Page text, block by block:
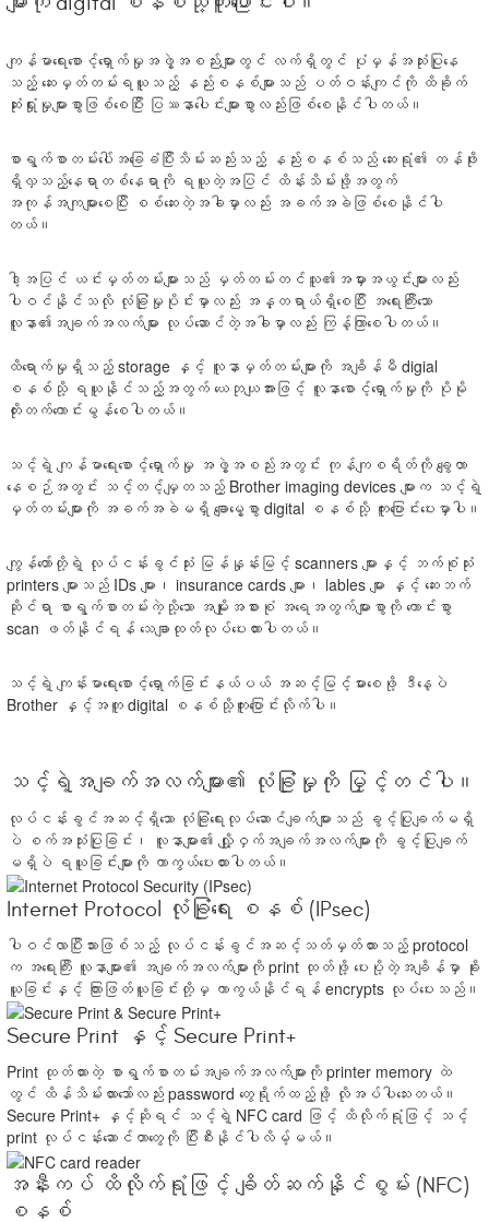
ကျန်မာရေးစောင့်ရှောက်မှုအဖွဲ့အစည်းများတွင် လက်ရှိတွင် ပုံမှန်အသုံးပြုနေ
သည့် ဆေးမှတ်တမ်းရယူသည့် နည်းစနစ်များသည် ပတ်ဝန်းကျင်ကို ထိခိုက်
ဆုံးရှုံးမှုများစွာဖြစ်စေပြီး ပြဿနာပေါင်းများစွာလည်းဖြစ်စေနိုင်ပါတယ်။
စာရွက်စာတမ်းပေါ်အခြေခံပြီးသိမ်းဆည်းသည့် နည်းစနစ်သည် ဆေးရုံ၏ တန်ဖိုး
ရှိလှသည့်နေရာတစ်နေရာကို ရယူတဲ့အပြင် ထိန်းသိမ်းဖို့အတွက်
အကုန်အကျများစေပြီး စစ်ဆေးတဲ့အခါမှာလည်း အခက်အခဲဖြစ်စေနိုင်ပါ
တယ်။
ဒါ့အပြင် ယင်းမှတ်တမ်းများသည် မှတ်တမ်းတင်သူ၏အမှားအယွင်းများလည်း
ပါဝင်နိုင်သလို လုံခြုံမှုပိုင်းမှာလည်း အန္တရာယ်ရှိစေပြီး အရေးကြီးသော
လူနာ၏အချက်အလက်များ လုပ်ဆောင်တဲ့အခါမှာလည်း ကြန့်ကြာစေပါတယ်။
ထိရောက်မှုရှိသည့် storage နှင့် လူနာမှတ်တမ်းများကို အချိန်မီ digial
စနစ်သို့ ရယူနိုင်သည့်အတွက် ယေဘုယျအားဖြင့် လူနာစောင့်ရှောက်မှုကို ပိုမို
တိုးတက်ကောင်းမွန်စေပါတယ်။
သင့်ရဲ့ ကျန်မာရေးစောင့်ရှောက်မှု အဖွဲ့အစည်းအတွင်း ကုန်ကျစရိတ်ကို ချွေတာ
နေစဉ်အတွင်း သင့်တင့်မျှတသည့် Brother imaging devices များက သင့်ရဲ့
မှတ်တမ်းများကို အခက်အခဲမရှိ ချောမွေ့စွာ digital စနစ်သို့ ကူးပြောင်းပေးမှာပါ။
ကျွန်တော်တို့ရဲ့ လုပ်ငန်းခွင်သုံး မြန်နှုန်းမြင့် scanners များနှင့် ဘက်စုံသုံး
printers များသည် IDs များ၊ insurance cards များ၊ lables များ နှင့် ဆေးဘက်
ဆိုင်ရာ စာရွက်စာတမ်းကဲ့သို့သော အမျိုးအစားစုံ အရေအတွက်များစွာကို ကောင်းစွာ
scan ဖတ်နိုင်ရန် သေချာထုတ်လုပ်ပေးထားပါတယ်။
သင့်ရဲ့ ကျန်းမာရေးစောင့်ရှောက်ခြင်းနယ်ပယ် အဆင့်မြင့်မားစေဖို့ ဒီနေ့ပဲ
Brother နှင့်အတူ digital စနစ်သို့ကူးပြောင်းလိုက်ပါ။
သင့်ရဲ့အချက်အလက်များ၏ လုံခြုံမှုကို မြှင့်တင်ပါ။
လုပ်ငန်းခွင်အဆင့်ရှိသော လုံခြုံရေးလုပ်ဆောင်ချက်များသည် ခွင့်ပြုချက်မရှိ
ပဲ စက်အသုံးပြုခြင်း၊ လူနာများ၏ လျှို့ဝှက်အချက်အလက်များကို ခွင့်ပြုချက်
မရှိပဲ ရယူခြင်းများကို ကာကွယ်ပေးထားပါတယ်။
Internet Protocol လုံခြုံရေး စနစ် (IPsec)
ပါဝင်လာပြီးသားဖြစ်သည့် လုပ်ငန်းခွင်အဆင့်သတ်မှတ်ထားသည့် protocol
က အရေးကြီး လူနာများ၏ အချက်အလက်များကို print ထုတ်ဖို့ ပေးပို့တဲ့အချိန်မှာ ခိုး
ယူခြင်းနှင့် ကြားဖြတ်ယူခြင်းတို့မှ ကာကွယ်နိုင်ရန် encrypts လုပ်ပေးသည်။
Secure Print နှင့် Secure Print+
Print ထုတ်ထားတဲ့ စာရွက်စာတမ်းအချက်အလက်များကို printer memory ထဲ
တွင် ထိန်သိမ်းထားသော်လည်း password တွေရိုက်ထည့်ဖို့ လိုအပ်ပါသေးတယ်။
Secure Print+ နှင့်ဆိုရင် သင့်ရဲ့ NFC card ဖြင့် ထိလိုက်ရုံဖြင့် သင့်
print လုပ်ငန်းဆောင်တာတွေကို ပြီးစီးနိုင်ပါလိမ့်မယ်။
အနီးကပ် ထိလိုက်ရုံဖြင့် ချိတ်ဆက်နိုင်စွမ်း (NFC)
စနစ်